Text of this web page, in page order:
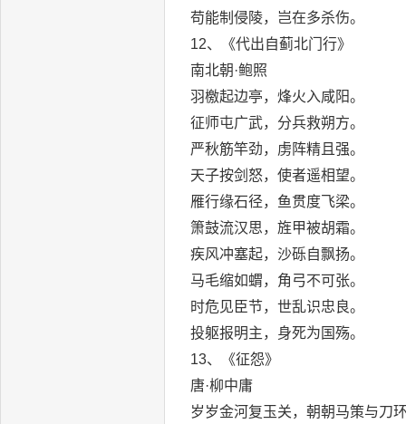
苟能制侵陵，岂在多杀伤。
12、《代出自蓟北门行》
南北朝·鲍照
羽檄起边亭，烽火入咸阳。
征师屯广武，分兵救朔方。
严秋筋竿劲，虏阵精且强。
天子按剑怒，使者遥相望。
雁行缘石径，鱼贯度飞梁。
箫鼓流汉思，旌甲被胡霜。
疾风冲塞起，沙砾自飘扬。
马毛缩如蝟，角弓不可张。
时危见臣节，世乱识忠良。
投躯报明主，身死为国殇。
13、《征怨》
唐·柳中庸
岁岁金河复玉关，朝朝马策与刀环